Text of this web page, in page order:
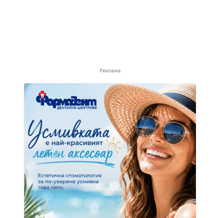
Реклама